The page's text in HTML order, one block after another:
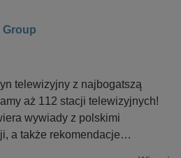
Group
telewizyjny z najbogatszą
aż 112 stacji telewizyjnych!
wywiady z polskimi
a także rekomendacje